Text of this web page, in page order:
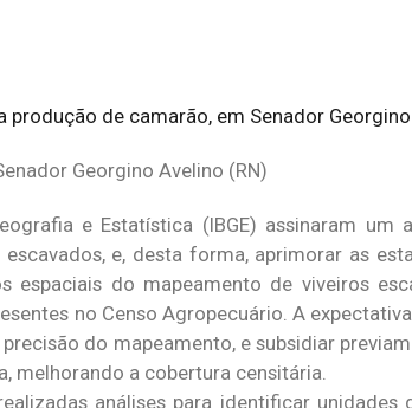
Georgino Avelino (RN)
e Estatística (IBGE) assinaram um
e, desta forma, aprimorar as
espaciais do mapeamento de viveiros
no Censo Agropecuário. A
do mapeamento, e subsidiar
melhorando a cobertura censitária.
análises para identificar unidades